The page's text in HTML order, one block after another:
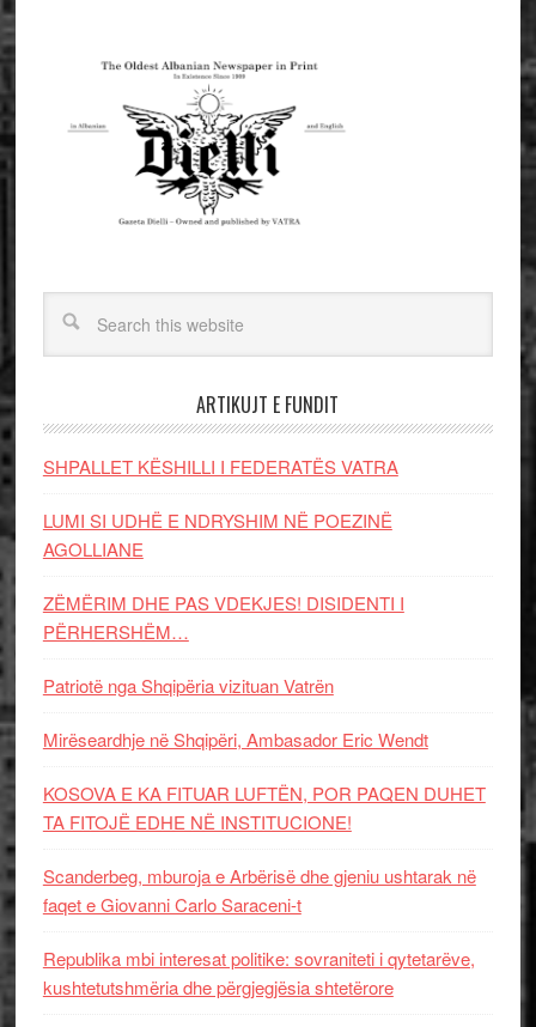
ARTIKUJT E FUNDIT
SHPALLET KËSHILLI I FEDERATËS VATRA
LUMI SI UDHË E NDRYSHIM NË POEZINË
AGOLLIANE
ZËMËRIM DHE PAS VDEKJES! DISIDENTI I
PËRHERSHËM…
Patriotë nga Shqipëria vizituan Vatrën
Mirëseardhje në Shqipëri, Ambasador Eric Wendt
KOSOVA E KA FITUAR LUFTËN, POR PAQEN DUHET
TA FITOJË EDHE NË INSTITUCIONE!
Scanderbeg, mburoja e Arbërisë dhe gjeniu ushtarak në
faqet e Giovanni Carlo Saraceni-t
Republika mbi interesat politike: sovraniteti i qytetarëve,
kushtetutshmëria dhe përgjegjësia shtetërore